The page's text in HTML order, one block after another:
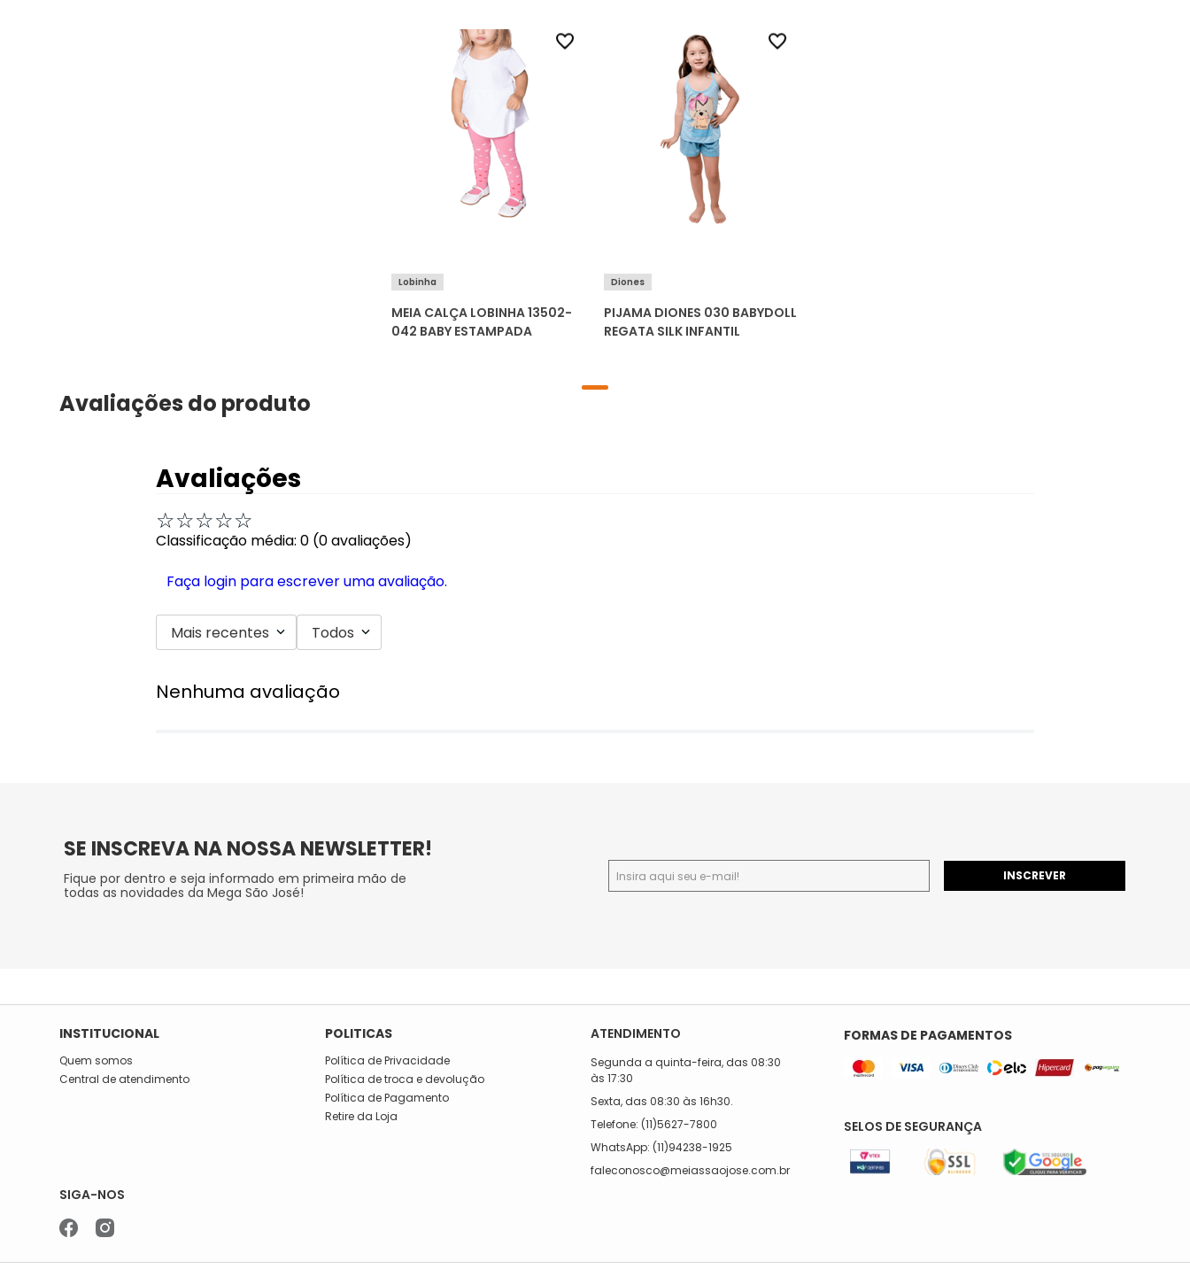
Lobinha
MEIA CALÇA LOBINHA 13502-
042 BABY ESTAMPADA
Diones
PIJAMA DIONES 030 BABYDOLL
REGATA SILK INFANTIL
Avaliações do produto
Avaliações
☆☆☆☆☆
Classificação média: 0 (0 avaliações)
Faça login para escrever uma avaliação.
Mais recentes Todos
Nenhuma avaliação
SE INSCREVA NA NOSSA NEWSLETTER!
Fique por dentro e seja informado em primeira mão de
todas as novidades da Mega São José!
INSCREVER
INSTITUCIONAL
Quem somos
Central de atendimento
POLITICAS
Política de Privacidade
Política de troca e devolução
Política de Pagamento
Retire da Loja
ATENDIMENTO
Segunda a quinta-feira, das 08:30
às 17:30
Sexta, das 08:30 às 16h30.
Telefone: (11)5627-7800
WhatsApp: (11)94238-1925
faleconosco@meiassaojose.com.br
SIGA-NOS
FORMAS DE PAGAMENTOS
SELOS DE SEGURANÇA